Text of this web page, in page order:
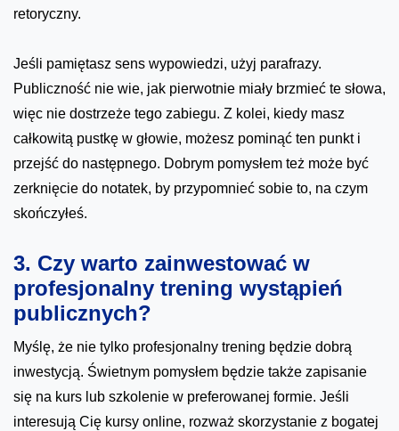
retoryczny.
Jeśli pamiętasz sens wypowiedzi, użyj parafrazy.
Publiczność nie wie, jak pierwotnie miały brzmieć te słowa,
więc nie dostrzeże tego zabiegu. Z kolei, kiedy masz
całkowitą pustkę w głowie, możesz pominąć ten punkt i
przejść do następnego. Dobrym pomysłem też może być
zerknięcie do notatek, by przypomnieć sobie to, na czym
skończyłeś.
3. Czy warto zainwestować w
profesjonalny trening wystąpień
publicznych?
Myślę, że nie tylko profesjonalny trening będzie dobrą
inwestycją. Świetnym pomysłem będzie także zapisanie
się na kurs lub szkolenie w preferowanej formie. Jeśli
interesują Cię kursy online, rozważ skorzystanie z bogatej